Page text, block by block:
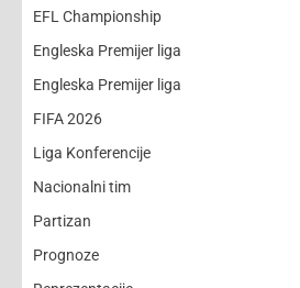
EFL Championship
Engleska Premijer liga
Engleska Premijer liga
FIFA 2026
Liga Konferencije
Nacionalni tim
Partizan
Prognoze